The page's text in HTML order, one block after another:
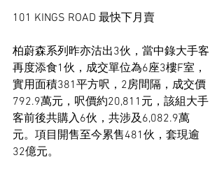
101 KINGS ROAD 最快下月賣
柏蔚森系列昨亦沽出3伙，當中錄大手客
再度添食1伙，成交單位為6座3樓F室，
實用面積381平方呎，2房間隔，成交價
792.9萬元，呎價約20,811元，該組大手
客前後共購入6伙，共涉及6,082.9萬
元。項目開售至今累售481伙，套現逾
32億元。